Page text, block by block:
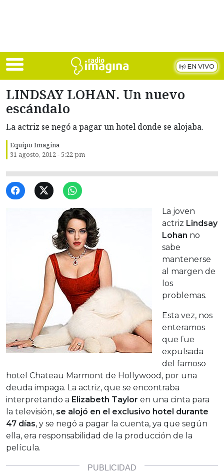
EN VIVO
LINDSAY LOHAN. Un nuevo
escándalo
La actriz se negó a pagar un hotel donde se alojaba.
Equipo Imagina
31 agosto, 2012 - 5:22 pm
La joven
actriz Lindsay
Lohan no
sabe
mantenerse
al margen de
los
problemas.
Esta vez, nos
enteramos
que fue
expulsada
del famoso
hotel Chateau Marmont de Hollywood, por una
deuda impaga. La actriz, que se encontraba
interpretando a Elizabeth Taylor en una cinta para
la televisión, se alojó en el exclusivo hotel durante
47 días, y se negó a pagar la cuenta, ya que según
ella, era responsabilidad de la producción de la
película.